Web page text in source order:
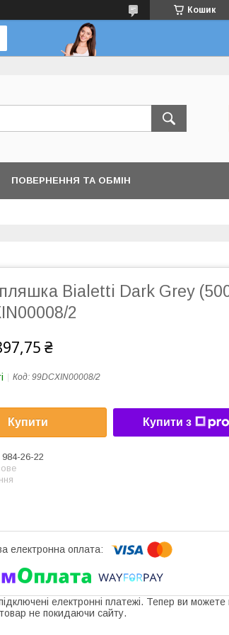
Кошик
ПОВЕРНЕННЯ ТА ОБМІН
Bialetti Dark Grey
2
₴
Код: 99DCXIN00008/2
Купити Купити з
26-22
електронні платежі. Тепер ви можете
не покидаючи сайту.